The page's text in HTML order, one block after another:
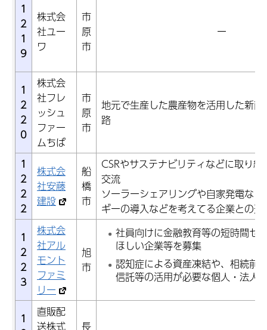
1
2
1
9
株式会
社ユー
ワ
市
原
市
ー
1
2
2
0
株式会
社フレ
ッシュ
ファー
ムちば
市
原
市
地元で生産した農産物を活用した新
路
1
2
2
2
株式会
社安藤
建設
船
橋
市
CSRやサステナビリティなどに取り
交流
ソーラーシェアリングや自家発電な
ギーの導入などを考えてる企業との連
1
2
2
3
株式会
社アル
モント
ファミ
リー
旭
市
社員向けに金融教育等の短時間セ
ほしい企業等を募集
認知症による資産凍結や、相続前
信託等の活用が必要な個人・法人
1
直販配
送株式
長